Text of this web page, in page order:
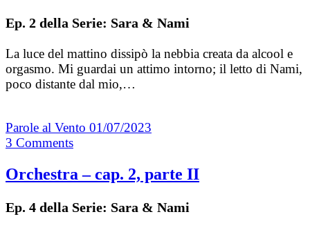
Ep. 2 della Serie: Sara & Nami
La luce del mattino dissipò la nebbia creata da alcool e
orgasmo. Mi guardai un attimo intorno; il letto di Nami,
poco distante dal mio,…
Parole al Vento 01/07/2023
3 Comments
Orchestra – cap. 2, parte II
Ep. 4 della Serie: Sara & Nami